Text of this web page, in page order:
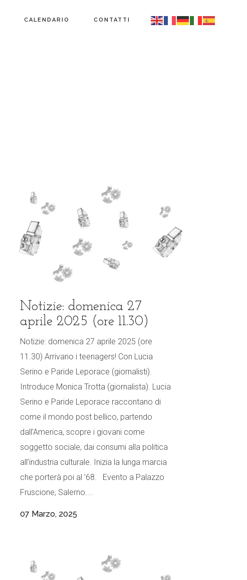
CALENDARIO CONTATTI
Notizie: domenica 27
aprile 2025 (ore 11.30)
Notizie: domenica 27 aprile 2025 (ore
11.30) Arrivano i teenagers! Con Lucia
Serino e Paride Leporace (giornalisti).
Introduce Monica Trotta (giornalista). Lucia
Serino e Paride Leporace raccontano di
come il mondo post bellico, partendo
dall’America, scopre i giovani come
soggetto sociale, dai consumi alla politica
all’industria culturale. Inizia la lunga marcia
che porterà poi al ’68. Evento a Palazzo
Fruscione, Salerno....
07 Marzo, 2025